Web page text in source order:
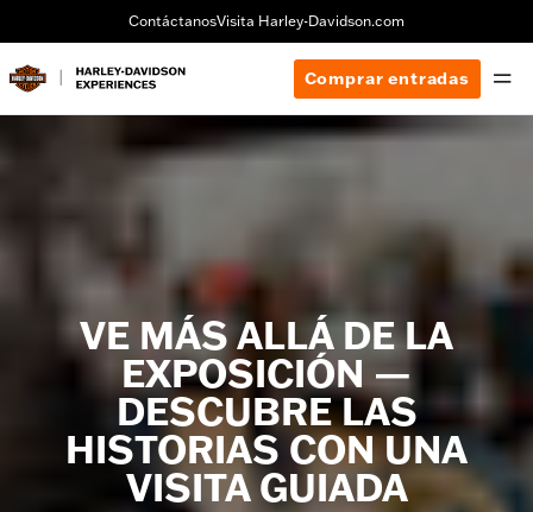
ContáctanosVisita Harley-Davidson.com
Comprar entradas
VE MÁS ALLÁ DE LA
EXPOSICIÓN —
DESCUBRE LAS
HISTORIAS CON UNA
VISITA GUIADA